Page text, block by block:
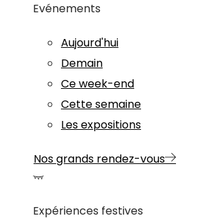
Evénements
Aujourd'hui
Demain
Ce week-end
Cette semaine
Les expositions
Nos grands rendez-vous
Expériences festives